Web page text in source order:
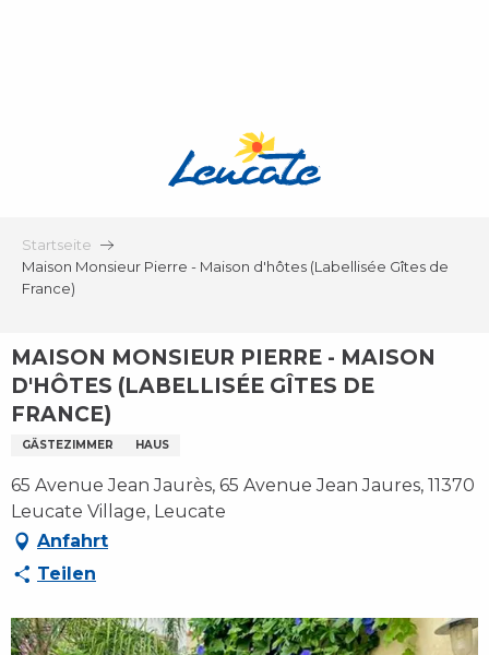
Startseite
Maison Monsieur Pierre - Maison d'hôtes (Labellisée Gîtes de
France)
MAISON MONSIEUR PIERRE - MAISON
D'HÔTES (LABELLISÉE GÎTES DE
FRANCE)
GÄSTEZIMMER HAUS
65 Avenue Jean Jaurès, 65 Avenue Jean Jaures, 11370
Leucate Village, Leucate
Anfahrt
Teilen